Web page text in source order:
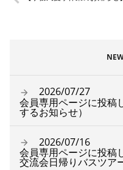
2026/07/27
会員専用ページに投稿
するお知らせ）
2026/07/16
会員専用ページに投稿
交流会日帰りバスツア